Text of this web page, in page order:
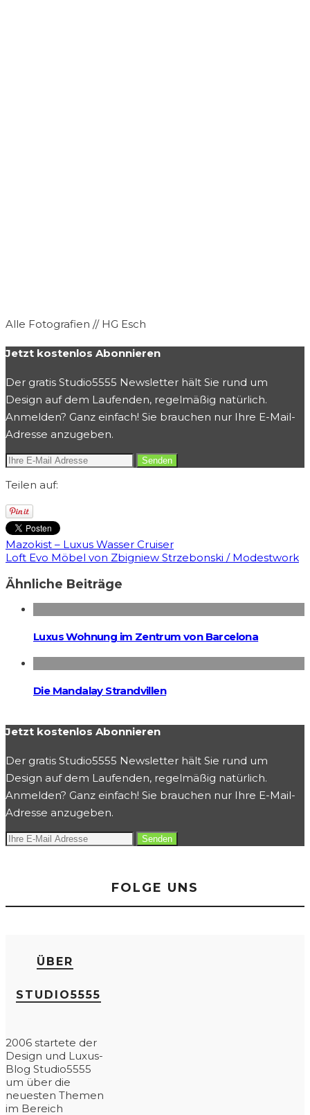
Alle Fotografien // HG Esch
Jetzt kostenlos Abonnieren
Der gratis Studio5555 Newsletter hält Sie rund um
Design auf dem Laufenden, regelmäßig natürlich.
Anmelden? Ganz einfach! Sie brauchen nur Ihre E-Mail-
Adresse anzugeben.
Teilen auf:
Mazokist – Luxus Wasser Cruiser
Loft Evo Möbel von Zbigniew Strzebonski / Modestwork
Ähnliche Beiträge
Luxus Wohnung im Zentrum von Barcelona
Die Mandalay Strandvillen
Jetzt kostenlos Abonnieren
Der gratis Studio5555 Newsletter hält Sie rund um
Design auf dem Laufenden, regelmäßig natürlich.
Anmelden? Ganz einfach! Sie brauchen nur Ihre E-Mail-
Adresse anzugeben.
FOLGE UNS
ÜBER
STUDIO5555
2006 startete der
Design und Luxus-
Blog Studio5555
um über die
neuesten Themen
im Bereich